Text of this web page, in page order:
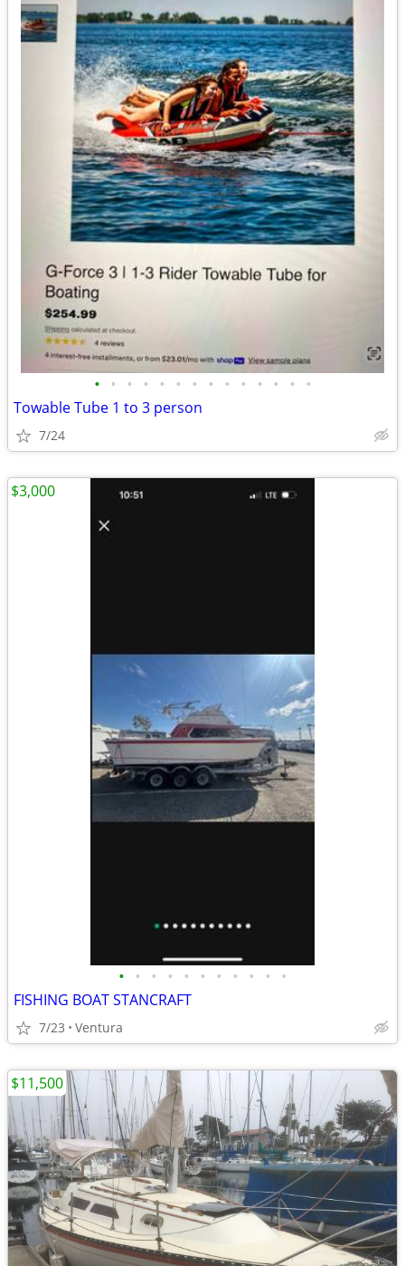
• • • • • • • • • • • • • •
Towable Tube 1 to 3 person
7/24
• • • • • • • • • • •
FISHING BOAT STANCRAFT
7/23 Ventura
$3,000
$11,500